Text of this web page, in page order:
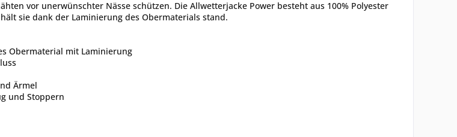
vor unerwünschter Nässe schützen. Die Allwetterjacke Power besteht aus 100% Polyester
sie dank der Laminierung des Obermaterials stand.
Obermaterial mit Laminierung
Ärmel
und Stoppern